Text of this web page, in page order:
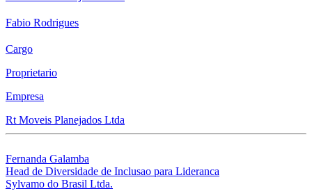
Fabio Rodrigues
Cargo
Proprietario
Empresa
Rt Moveis Planejados Ltda
Fernanda Galamba
Head de Diversidade de Inclusao para Lideranca
Sylvamo do Brasil Ltda.